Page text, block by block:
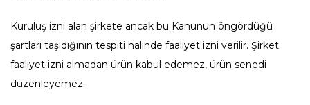
Kuruluş izni alan şirkete ancak bu Kanunun öngördüğü
şartları taşıdığının tespiti halinde faaliyet izni verilir. Şirket
faaliyet izni almadan ürün kabul edemez, ürün senedi
düzenleyemez.